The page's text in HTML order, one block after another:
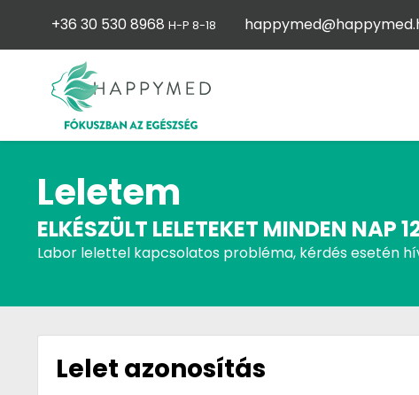
+36 30 530 8968 H-P 8-18
Leletem
ELKÉSZÜLT LELETEKET MINDEN NAP
Labor lelettel kapcsolatos probléma, kérdés esetén
Lelet azonosítás